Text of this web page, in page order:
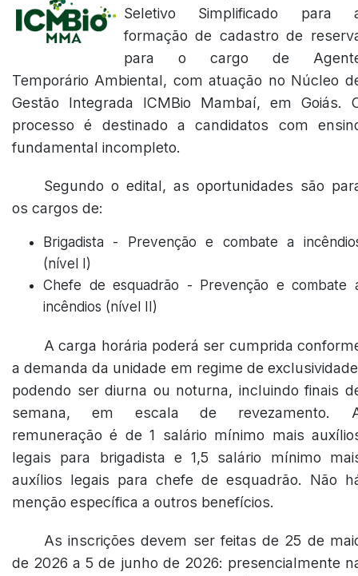
Seletivo Simplificado para
formação de cadastro de
para o cargo de
Temporário Ambiental, com atuação no Núcleo
Gestão Integrada ICMBio Mambaí, em Goiás.
processo é destinado a candidatos com
fundamental incompleto.
Segundo o edital, as oportunidades são
os cargos de:
Brigadista - Prevenção e combate a
(nível I)
Chefe de esquadrão - Prevenção e combate
incêndios (nível II)
A carga horária poderá ser cumprida
a demanda da unidade em regime de
podendo ser diurna ou noturna, incluindo finais
semana, em escala de revezamento.
remuneração é de 1 salário mínimo mais
legais para brigadista e 1,5 salário mínimo
auxílios legais para chefe de esquadrão. Não
menção específica a outros benefícios.
As inscrições devem ser feitas de 25 de
de 2026 a 5 de junho de 2026: presencialmente